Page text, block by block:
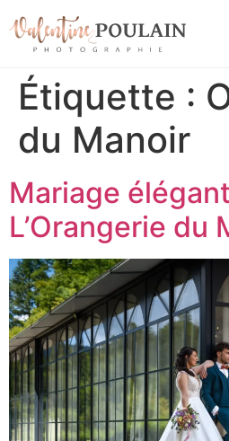
Étiquette :
du Manoir
Mariage
L’Orangerie du